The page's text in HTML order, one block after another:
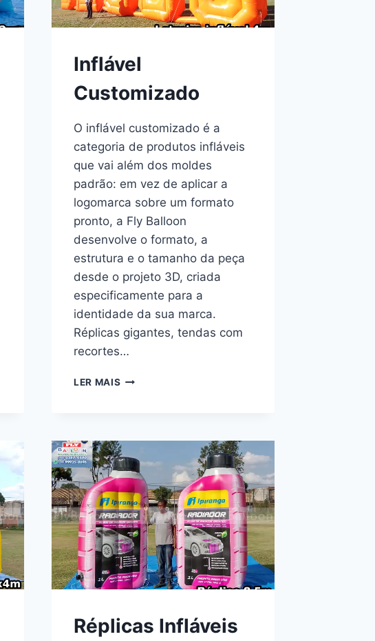
Inflável
Customizado
O inflável customizado é a
categoria de produtos infláveis
que vai além dos moldes
padrão: em vez de aplicar a
logomarca sobre um formato
pronto, a Fly Balloon
desenvolve o formato, a
estrutura e o tamanho da peça
desde o projeto 3D, criada
especificamente para a
identidade da sua marca.
Réplicas gigantes, tendas com
recortes…
LER MAIS INFLÁVEL
Réplicas Infláveis